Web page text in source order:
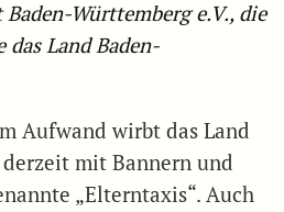
Württemberg e.V., die
das Land Baden-
Aufwand wirbt das Land
mit Bannern und
„Elterntaxis“. Auch